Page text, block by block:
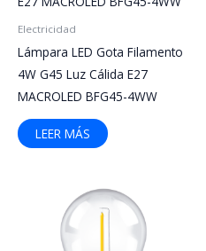
Electricidad
Lámpara LED Gota Filamento
4W G45 Luz Cálida E27
MACROLED BFG45-4WW
LEER MÁS